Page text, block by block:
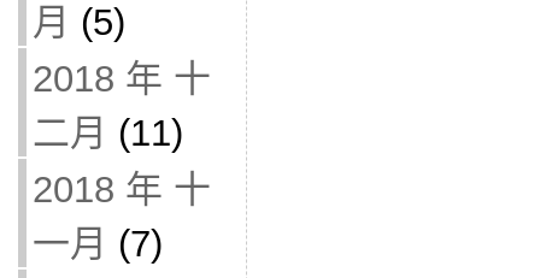
月 (5)
2018 年 十
二月 (11)
2018 年 十
一月 (7)